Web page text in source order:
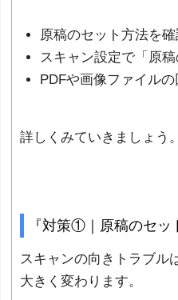
原稿のセット方法を確
スキャン設定で「原
PDFや画像ファイル
詳しくみていきましょう。
『対策①｜原稿のセッ
スキャンの向きトラブル
大きく変わります。